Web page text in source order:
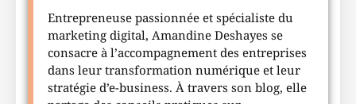
Entrepreneuse passionnée et spécialiste du
marketing digital, Amandine Deshayes se
consacre à l’accompagnement des entreprises
dans leur transformation numérique et leur
stratégie d’e-business. À travers son blog, elle